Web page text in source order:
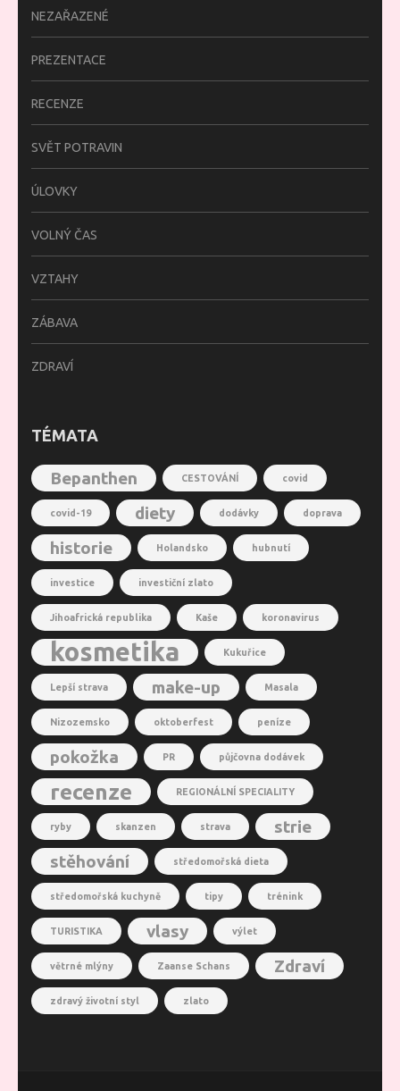
NEZAŘAZENÉ
PREZENTACE
RECENZE
SVĚT POTRAVIN
ÚLOVKY
VOLNÝ ČAS
VZTAHY
ZÁBAVA
ZDRAVÍ
TÉMATA
Bepanthen CESTOVÁNÍ covid
covid-19 diety dodávky doprava
historie Holandsko hubnutí
investice investiční zlato
Jihoafrická republika Kaše koronavirus
kosmetika Kukuřice
Lepší strava make-up Masala
Nizozemsko oktoberfest peníze
pokožka PR půjčovna dodávek
recenze REGIONÁLNÍ SPECIALITY
ryby skanzen strava
strie
stěhování
středomořská dieta
středomořská kuchyně tipy trénink
TURISTIKA vlasy výlet
větrné mlýny Zaanse Schans Zdraví
zdravý životní styl zlato